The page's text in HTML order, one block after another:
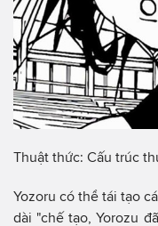
Thuật thức: Cấu trúc
Yozoru có thể tái tạo
dài "chế tạo, Yorozu